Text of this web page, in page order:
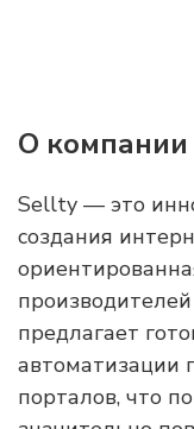
О компании
Sellty — это
создания
предлагает
автоматизации
порталов, что